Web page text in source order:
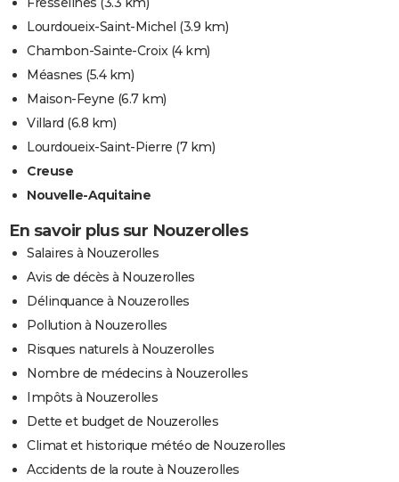
Lourdoueix-Saint-Michel (3.9 km)
Chambon-Sainte-Croix(4 km)
Méasnes (5.4 km)
Maison-Feyne (6.7 km)
Villard (6.8 km)
Lourdoueix-Saint-Pierre (7 km)
Creuse
Nouvelle-Aquitaine
En savoir plus sur Nouzerolles
Salaires à Nouzerolles
Avis de décès à Nouzerolles
Délinquance à Nouzerolles
Pollution à Nouzerolles
Risques naturels à Nouzerolles
Nombre de médecins à Nouzerolles
Impôts à Nouzerolles
Dette et budget de Nouzerolles
Climat et historique météo de Nouzerolles
Accidents de la route à Nouzerolles